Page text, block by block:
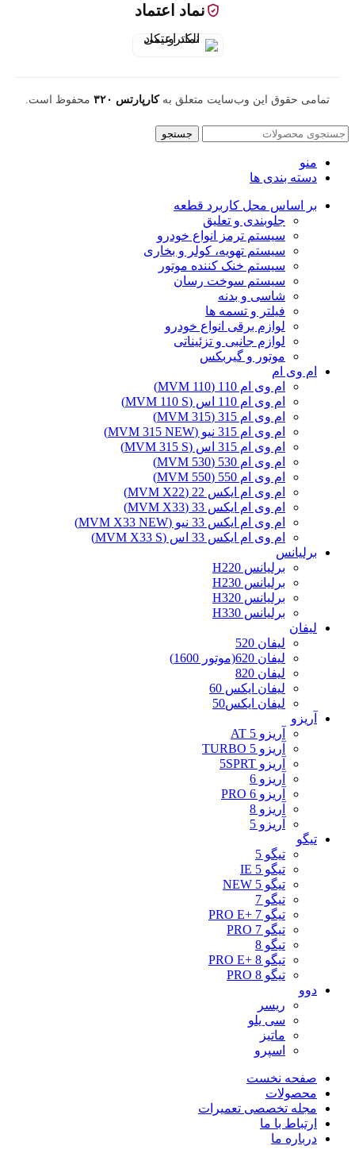
نماد اعتماد
تمامی حقوق این وب‌سایت متعلق بهکارپارتس ۳۲۰ محفوظ است.
جستجو
منو
دسته بندی ها
بر اساس محل کاربرد قطعه
جلوبندی و تعلیق
سیستم ترمز انواع خودرو
سیستم تهویه، کولر و بخاری
سیستم خنک کننده موتور
سیستم سوخت رسان
شاسی و بدنه
فیلتر و تسمه ها
لوازم برقی انواع خودرو
لوازم جانبی و تزئیناتی
موتور و گیربکس
ام وی ام
ام وی ام 110 (MVM 110)
ام وی ام 110 اس (MVM 110 S)
ام وی ام 315 (MVM 315)
ام وی ام 315 نیو (MVM 315 NEW)
ام وی ام 315 اس (MVM 315 S)
ام وی ام 530 (MVM 530)
ام وی ام 550 (MVM 550)
ام وی ام ایکس 22 (MVM X22)
ام وی ام ایکس 33 (MVM X33)
ام وی ام ایکس 33 نیو (MVM X33 NEW)
ام وی ام ایکس 33 اس (MVM X33 S)
برلیانس
برلیانس H220
برلیانس H230
برلیانس H320
برلیانس H330
لیفان
لیفان 520
لیفان 620(موتور 1600)
لیفان 820
لیفان ایکس 60
لیفان ایکس50
آریزو
آریزو 5 AT
آریزو 5 TURBO
آریزو 5SPRT
آریزو 6
آریزو 6 PRO
آریزو 8
آریزو 5
تیگو
تیگو 5
تیگو 5 IE
تیگو 5 NEW
تیگو 7
تیگو 7 +PRO E
تیگو 7 PRO
تیگو 8
تیگو 8 +PRO E
تیگو 8 PRO
دوو
ریسر
سی یلو
ماتیز
اسپرو
صفحه نخست
محصولات
مجله تخصصی تعمیرات
ارتباط با ما
درباره ما